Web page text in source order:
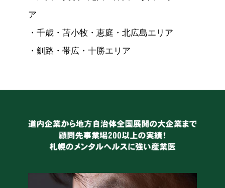
ア
・ 千歳・苫小牧・恵庭・北広島エリア
・ 釧路・帯広・十勝エリア